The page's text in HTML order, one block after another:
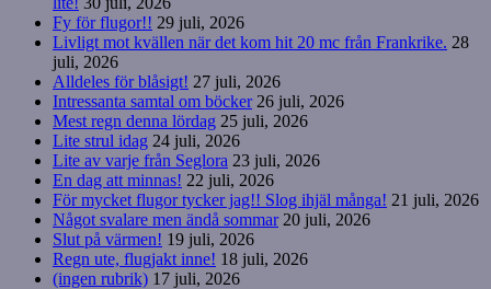
Fy för flugor!! 29 juli, 2026
Livligt mot kvällen när det kom hit 20 mc från Frankrike. 28
juli, 2026
Alldeles för blåsigt! 27 juli, 2026
Intressanta samtal om böcker 26 juli, 2026
Mest regn denna lördag 25 juli, 2026
Lite strul idag 24 juli, 2026
Lite av varje från Seglora 23 juli, 2026
En dag att minnas! 22 juli, 2026
För mycket flugor tycker jag!! Slog ihjäl många! 21 juli, 2026
Något svalare men ändå sommar 20 juli, 2026
Slut på värmen! 19 juli, 2026
Regn ute, flugjakt inne! 18 juli, 2026
(ingen rubrik) 17 juli, 2026